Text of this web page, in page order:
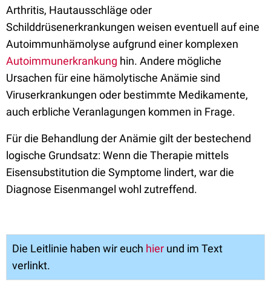
Arthritis, Hautausschläge oder
Schilddrüsenerkrankungen weisen eventuell auf eine
Autoimmunhämolyse aufgrund einer komplexen
Autoimmunerkrankung hin. Andere mögliche
Ursachen für eine hämolytische Anämie sind
Viruserkrankungen oder bestimmte Medikamente,
auch erbliche Veranlagungen kommen in Frage.
Für die Behandlung der Anämie gilt der bestechend
logische Grundsatz: Wenn die Therapie mittels
Eisensubstitution die Symptome lindert, war die
Diagnose Eisenmangel wohl zutreffend.
Die Leitlinie haben wir euch hier und im Text
verlinkt.